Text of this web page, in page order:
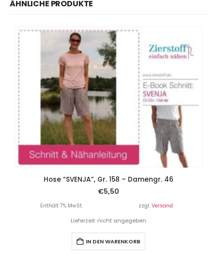
ÄHNLICHE PRODUKTE
Hose “SVENJA”, Gr. 158 – Damengr. 46
€5,50
Enthält 7% MwSt. zzgl. Versand
Lieferzeit: nicht angegeben
IN DEN WARENKORB